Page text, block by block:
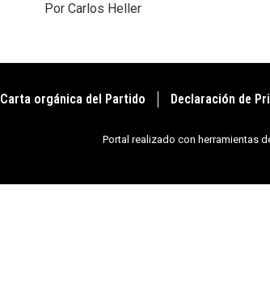
Por Carlos Heller
Carta orgánica del Partido Declaración de
Portal realizado con herramientas